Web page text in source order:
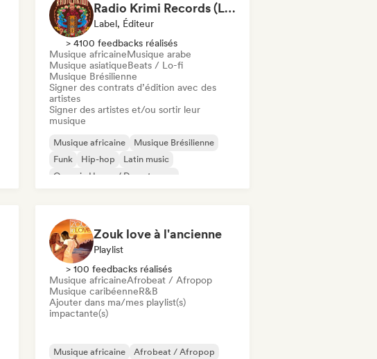
Radio Krimi Records (Le Label)
Label, Éditeur
> 4100 feedbacks réalisés
Musique africaineMusique arabe
Musique asiatiqueBeats / Lo-fi
Musique Brésilienne
Signer des contrats d’édition avec des
artistes
Signer des artistes et/ou sortir leur
musique
Musique africaine
Musique Brésilienne
Funk
Hip-hop
Latin music
Organic House / Downtempo
Zouk love à l'ancienne
Playlist
> 100 feedbacks réalisés
Musique africaineAfrobeat / Afropop
Musique caribéenneR&B
Ajouter dans ma/mes playlist(s)
impactante(s)
Musique africaine
Afrobeat / Afropop